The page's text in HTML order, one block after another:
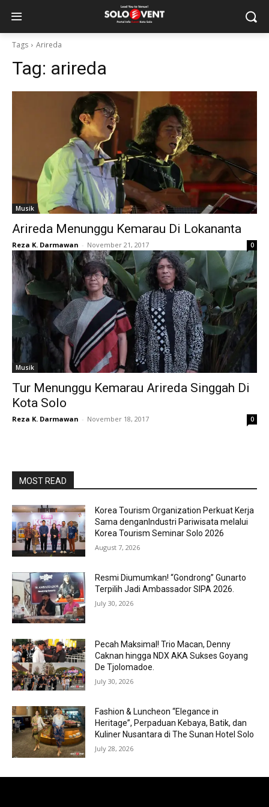
Tags Arireda
Tag: arireda
Musik
Arireda Menunggu Kemarau Di Lokananta
Reza K. Darmawan - November 21, 2017 0
Musik
Tur Menunggu Kemarau Arireda Singgah Di
Kota Solo
Reza K. Darmawan - November 18, 2017 0
MOST READ
Korea Tourism Organization Perkuat Kerja
Sama denganIndustri Pariwisata melalui
Korea Tourism Seminar Solo 2026
August 7, 2026
Resmi Diumumkan! “Gondrong” Gunarto
Terpilih Jadi Ambassador SIPA 2026.
July 30, 2026
Pecah Maksimal! Trio Macan, Denny
Caknan hingga NDX AKA Sukses Goyang
De Tjolomadoe.
July 30, 2026
Fashion & Luncheon “Elegance in
Heritage”, Perpaduan Kebaya, Batik, dan
Kuliner Nusantara di The Sunan Hotel Solo
July 28, 2026